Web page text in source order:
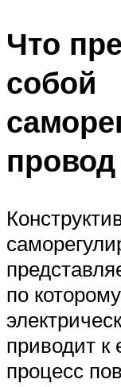
Что
собой
провод
по
приводит к
процесс